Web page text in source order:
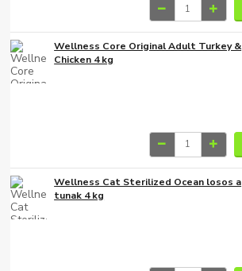
Wellness Core Original Adult Turkey &
Chicken 4 kg
Wellness Cat Sterilized Ocean losos a
tunak 4 kg